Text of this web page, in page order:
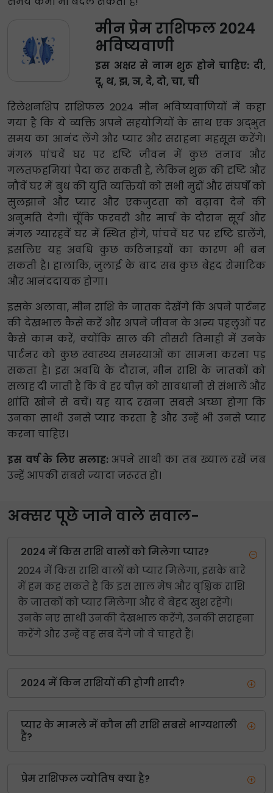
मीन प्रेम राशिफल 2024
भविष्यवाणी
इस अक्षर से नाम शुरू होने चाहिए: दी,
दू, थ, झ, ञ, दे, दो, चा, ची
रिलेशनशिप राशिफल 2024 मीन भविष्यवाणियों में कहा
गया है कि ये व्यक्ति अपने सहयोगियों के साथ एक अद्भुत
समय का आनंद लेंगे और प्यार और सराहना महसूस करेंगे।
मंगल पांचवें घर पर दृष्टि जीवन में कुछ तनाव और
गलतफहमियां पैदा कर सकती है, लेकिन शुक्र की दृष्टि और
नौवें घर में बुध की युति व्यक्तियों को सभी मुद्दों और संघर्षों को
सुलझाने और प्यार और एकजुटता को बढ़ावा देने की
अनुमति देगी। चूँकि फरवरी और मार्च के दौरान सूर्य और
मंगल ग्यारहवें घर में स्थित होंगे, पांचवें घर पर दृष्टि डालेंगे,
इसलिए यह अवधि कुछ कठिनाइयों का कारण भी बन
सकती है। हालांकि, जुलाई के बाद सब कुछ बेहद रोमांटिक
और आनंददायक होगा।
इसके अलावा, मीन राशि के जातक देखेंगे कि अपने पार्टनर
की देखभाल कैसे करें और अपने जीवन के अन्य पहलुओं पर
कैसे काम करें, क्योंकि साल की तीसरी तिमाही में उनके
पार्टनर को कुछ स्वास्थ्य समस्याओं का सामना करना पड़
सकता है। इस अवधि के दौरान, मीन राशि के जातकों को
सलाह दी जाती है कि वे हर चीज़ को सावधानी से संभालें और
शांति खोने से बचें। यह याद रखना सबसे अच्छा होगा कि
उनका साथी उनसे प्यार करता है और उन्हें भी उनसे प्यार
करना चाहिए।
इस वर्ष के लिए सलाह: अपने साथी का तब ख्याल रखें जब
उन्हें आपकी सबसे ज्यादा जरूरत हो।
अक्सर पूछे जाने वाले सवाल-
2024 में किस राशि वालों को मिलेगा प्यार?
2024 में किस राशि वालों को प्यार मिलेगा, इसके बारे
में हम कह सकते हैं कि इस साल मेष और वृश्चिक राशि
के जातकों को प्यार मिलेगा और वे बेहद खुश रहेंगे।
उनके नए साथी उनकी देखभाल करेंगे, उनकी सराहना
करेंगे और उन्हें वह सब देंगे जो वे चाहते हैं।
2024 में किन राशियों की होगी शादी?
प्यार के मामले में कौन सी राशि सबसे भाग्यशाली
है?
प्रेम राशिफल ज्योतिष क्या है?